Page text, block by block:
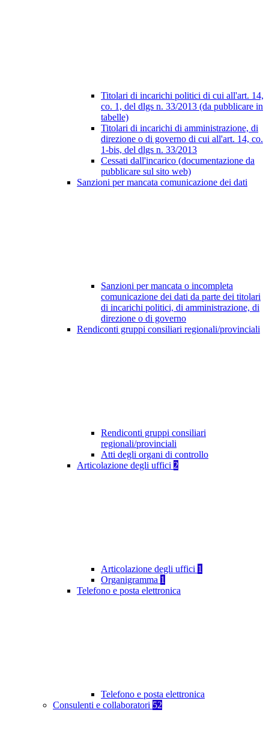
Titolari di incarichi politici di cui all'art. 14,
co. 1, del dlgs n. 33/2013 (da pubblicare in
tabelle)
Titolari di incarichi di amministrazione, di
direzione o di governo di cui all'art. 14, co.
1-bis, del dlgs n. 33/2013
Cessati dall'incarico (documentazione da
pubblicare sul sito web)
Sanzioni per mancata comunicazione dei dati
Sanzioni per mancata o incompleta
comunicazione dei dati da parte dei titolari
di incarichi politici, di amministrazione, di
direzione o di governo
Rendiconti gruppi consiliari regionali/provinciali
Rendiconti gruppi consiliari
regionali/provinciali
Atti degli organi di controllo
Articolazione degli uffici 2
Articolazione degli uffici 1
Organigramma 1
Telefono e posta elettronica
Telefono e posta elettronica
Consulenti e collaboratori 52